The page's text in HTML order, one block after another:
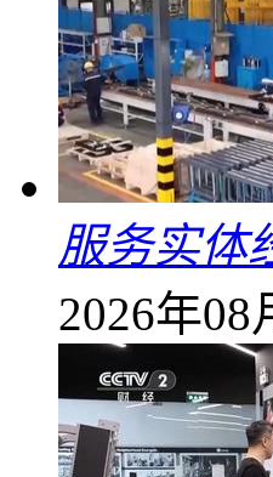
服务实体
2026年08